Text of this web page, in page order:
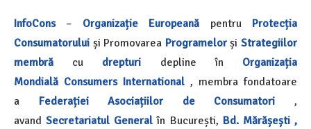
InfoCons – Organizație Europeană pentru
Protecția
Consumatorului și Promovarea Programelor șiStrategiilor
membră
cu drepturi depline în
Organizația
Mondială Consumers International , membra fondatoare
a Federației Asociațiilor de Consumatori ,
avandSecretariatul General în București, Bd. Mărășești ,